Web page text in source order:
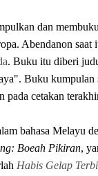
dan
Abendanon saat
. Buku itu diberi
Buku
cetakan
bahasa Melayu
Boeah Pikiran,
Habis Gelap